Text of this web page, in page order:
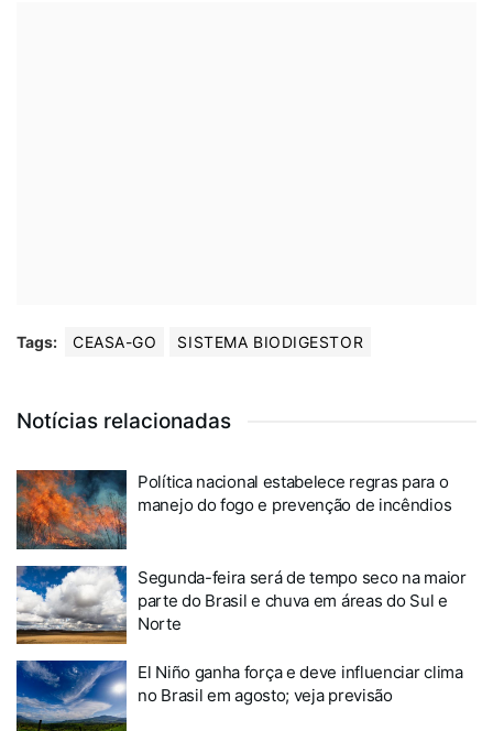
Tags: CEASA-GO SISTEMA BIODIGESTOR
Notícias relacionadas
Política nacional estabelece regras para o
manejo do fogo e prevenção de incêndios
Segunda-feira será de tempo seco na maior
parte do Brasil e chuva em áreas do Sul e
Norte
El Niño ganha força e deve influenciar clima
no Brasil em agosto; veja previsão